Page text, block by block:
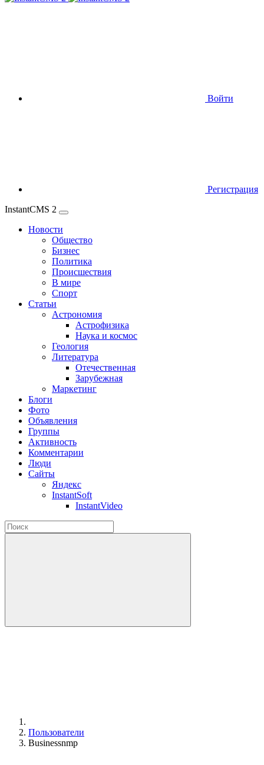
Войти
Регистрация
InstantCMS 2
Новости
Общество
Бизнес
Политика
Происшествия
В мире
Спорт
Статьи
Астрономия
Астрофизика
Наука и космос
Геология
Литература
Отечественная
Зарубежная
Маркетинг
Блоги
Фото
Объявления
Группы
Активность
Комментарии
Люди
Сайты
Яндекс
InstantSoft
InstantVideo
Пользователи
Businessnmp